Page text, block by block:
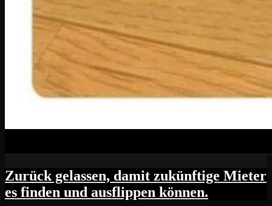
Zurück gelassen, damit zukünftige Mieter
es finden und ausflippen können.